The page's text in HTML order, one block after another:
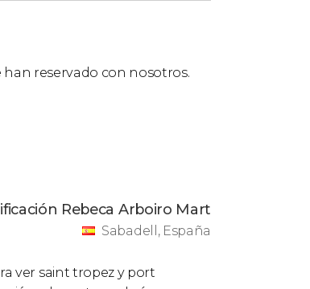
han reservado con nosotros.
Rebeca Arboiro Mart
Sabadell, España
ver saint tropez y port